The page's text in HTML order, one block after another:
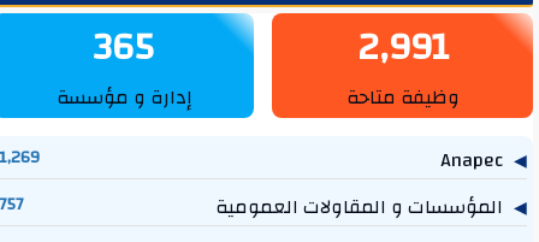
2,991
وظيفة متاحة
365
إدارة و مؤسسة
Anapec
1,269
المؤسسات و المقاولات العمومية 757